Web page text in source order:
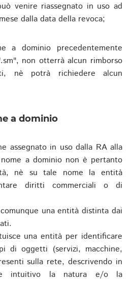
venire riassegnato in uso ad
dalla data della revoca;
a dominio precedentemente
non otterrà alcun rimborso
nè potrà richiedere alcun
a dominio
assegnato in uso dalla RA alla
a dominio non è pertanto
nè su tale nome la entità
diritti commerciali o di
una entità distinta dai
una entità per identificare
di oggetti (servizi, macchine,
sulla rete, descrivendo in
intuitivo la natura e/o la